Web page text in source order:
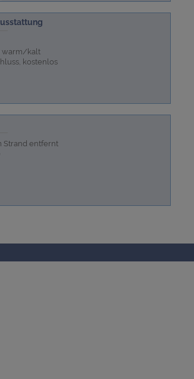
warm/kalt
kostenlos
Strand entfernt